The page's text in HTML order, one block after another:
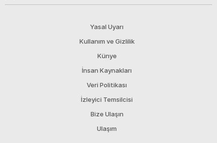
Yasal Uyarı
Kullanım ve Gizlilik
Künye
İnsan Kaynakları
Veri Politikası
İzleyici Temsilcisi
Bize Ulaşın
Ulaşım